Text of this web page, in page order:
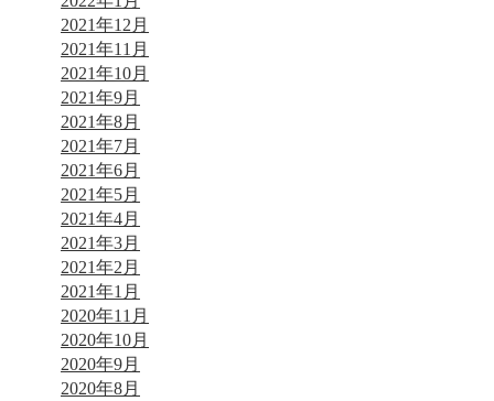
2021年12月
2021年11月
2021年10月
2021年9月
2021年8月
2021年7月
2021年6月
2021年5月
2021年4月
2021年3月
2021年2月
2021年1月
2020年11月
2020年10月
2020年9月
2020年8月